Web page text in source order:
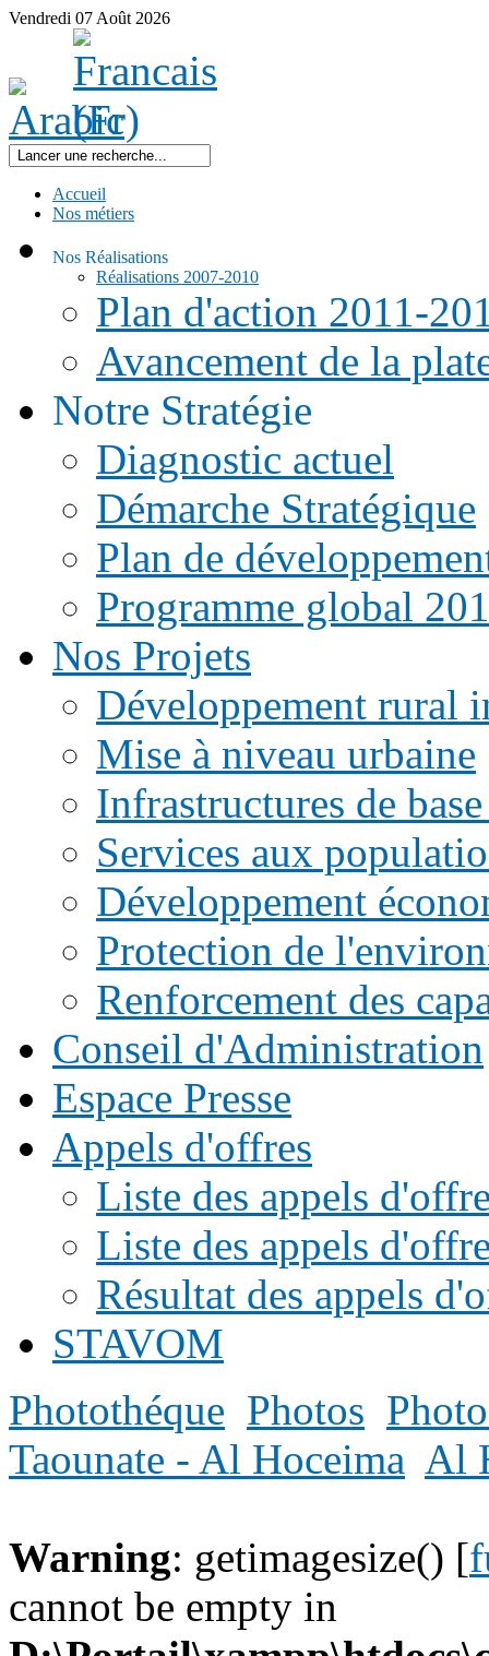
Vendredi 07 Août 2026
Accueil
Nos métiers
Nos Réalisations
Réalisations 2007-2010
Plan d'action 2011-
Avancement de la
Notre Stratégie
Diagnostic actuel
Démarche Stratégique
Plan de
Programme global
Nos Projets
Développement rural
Mise à niveau urbaine
Infrastructures de
Services aux
Développement
Protection de
Renforcement des
Conseil d'Administration
Espace Presse
Appels d'offres
Liste des appels
Liste des appels
Résultat des appels
STAVOM
Photothéque Photos
Taounate - Al Hoceima Al
Warning: getimagesize() [
cannot be empty in